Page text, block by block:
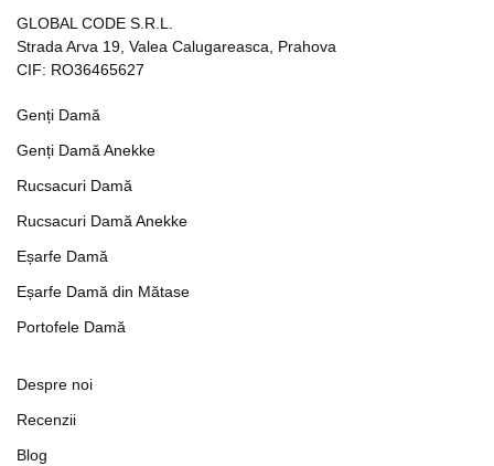
GLOBAL CODE S.R.L.
Strada Arva 19, Valea Calugareasca, Prahova
CIF: RO36465627
Genți Damă
Genți Damă Anekke
Rucsacuri Damă
Rucsacuri Damă Anekke
Eșarfe Damă
Eșarfe Damă din Mătase
Portofele Damă
Despre noi
Recenzii
Blog